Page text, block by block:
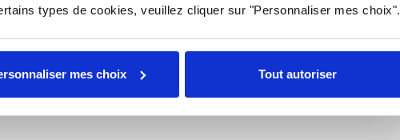
types de cookies, veuillez cliquer sur "Personnaliser mes choix".
mes choix Tout autoriser